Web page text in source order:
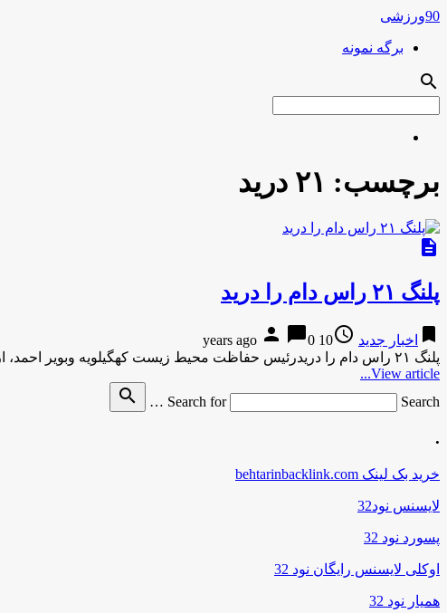
90ورزشی
برگه نمونه
search
برچسب: ۲۱ درید
description
پلنگ ۲۱ راس دام را درید
bookmark اخبار جدید access_time
10 years ago
person chat_bubble0
پلنگ ۲۱ راس دام را دریدرئیس حفاظت محیط زیست کهگیلویه وبویر احمد، از تلف شدن ناگهانی ۲۱ راس دام یک …
View article...
Search for
Search …
search
.
خرید بک لینک behtarinbacklink.com
لایسنس نود32
پسورد نود 32
اوکلی لایسنس رایگان نود 32
همیار نود 32